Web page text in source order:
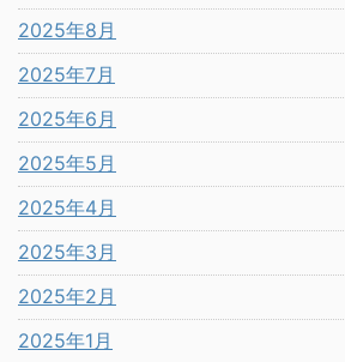
2025年8月
2025年7月
2025年6月
2025年5月
2025年4月
2025年3月
2025年2月
2025年1月